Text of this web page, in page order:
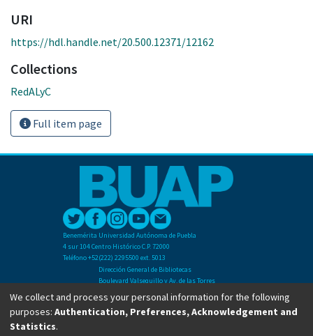
URI
https://hdl.handle.net/20.500.12371/12162
Collections
RedALyC
Full item page
Benemérita Universidad Autónoma de Puebla
4 sur 104 Centro Histórico C.P. 72000
Teléfono +52(222) 2295500 ext. 5013
Dirección General de Bibliotecas
Boulevard Valsequillo y Av. de las Torres
Ciudad Universitaria. Col. San Manuel
C.P. 72570
Teléfono +52 (222) 2295500 Ext 2901
We collect and process your personal information for the following
purposes: Authentication, Preferences, Acknowledgement and
Statistics.